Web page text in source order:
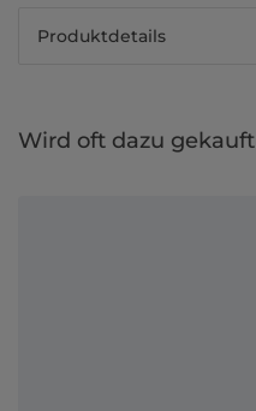
Produktdetails
Wird oft dazu gekauft